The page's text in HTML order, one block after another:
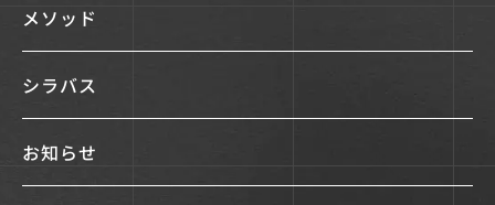
メソッド
シラバス
お知らせ